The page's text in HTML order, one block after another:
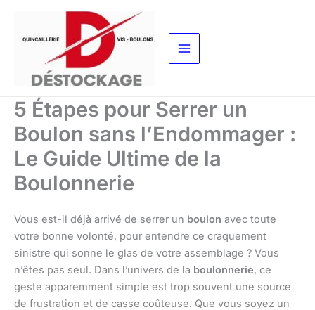
contenu
5 Étapes pour Serrer un
Boulon sans l’Endommager :
Le Guide Ultime de la
Boulonnerie
Vous est-il déjà arrivé de serrer un boulon avec toute
votre bonne volonté, pour entendre ce craquement
sinistre qui sonne le glas de votre assemblage ? Vous
n’êtes pas seul. Dans l’univers de la boulonnerie, ce
geste apparemment simple est trop souvent une source
de frustration et de casse coûteuse. Que vous soyez un